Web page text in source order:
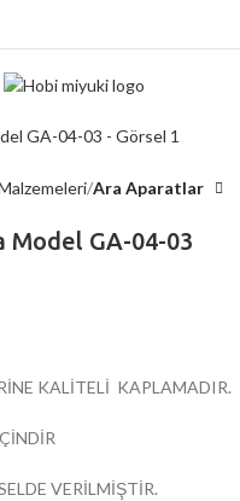
Ara Aparatlar
Model GA-04-03
KALİTELİ KAPLAMADIR.
VERİLMİŞTİR.